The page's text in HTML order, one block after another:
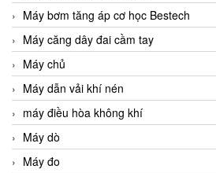
Máy bơm tăng áp cơ học Bestech
Máy căng dây đai cầm tay
Máy chủ
Máy dẫn vải khí nén
máy điều hòa không khí
Máy dò
Máy đo